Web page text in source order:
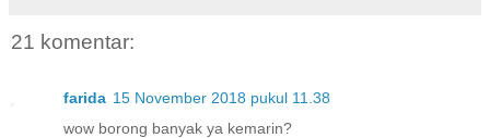
21 komentar:
farida 15 November 2018 pukul 11.38
wow borong banyak ya kemarin?